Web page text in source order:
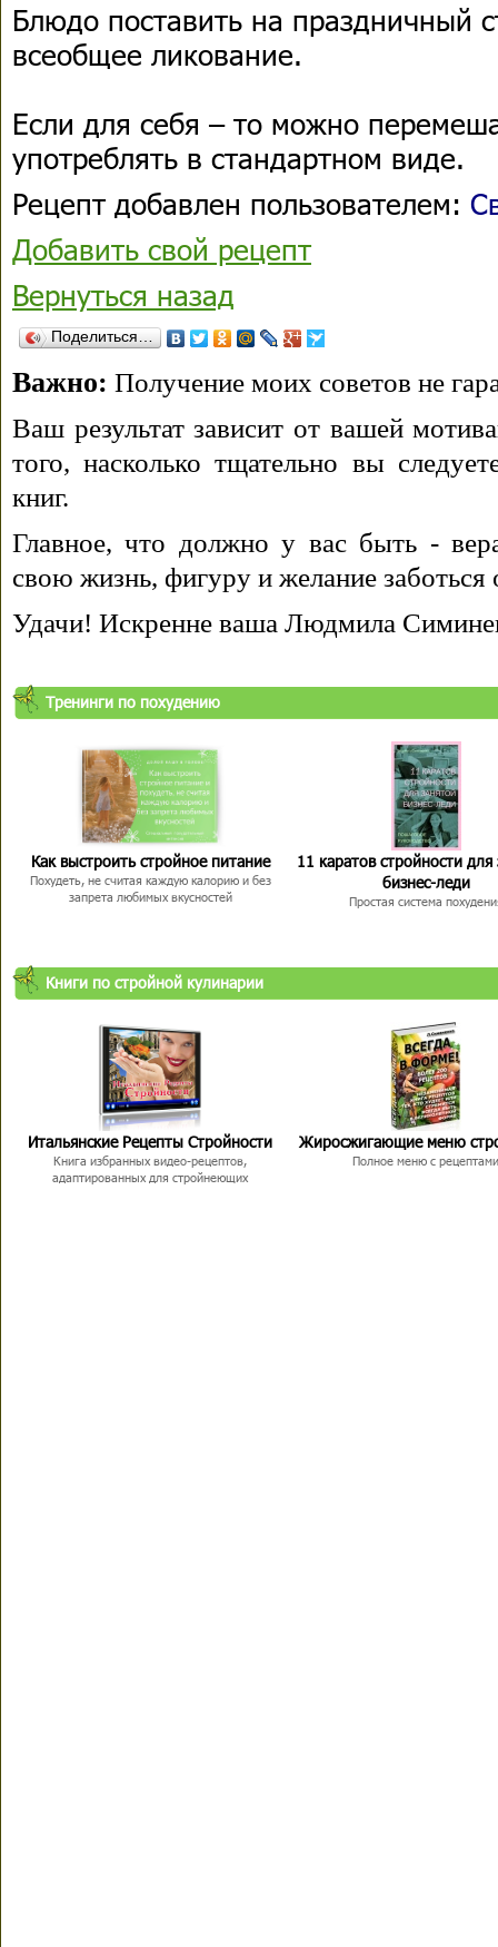
Блюдо поставить на праздничный
всеобщее ликование.
Если для себя – то можно
употреблять в стандартном виде.
Рецепт добавлен пользователем:
Добавить свой рецепт
Вернуться назад
Поделиться…
Важно: Получение моих советов не
Ваш результат зависит от вашей
того, насколько тщательно вы
книг.
Главное, что должно у вас быть -
свою жизнь, фигуру и желание заботься
Удачи! Искренне ваша Людмила
Тренинги по похудению
Как выстроить стройное питание
Похудеть, не считая каждую калорию и без
запрета любимых вкусностей
11 каратов стройности для
бизнес-леди
Простая система
Книги по стройной кулинарии
Итальянские Рецепты Стройности
Книга избранных видео-рецептов,
адаптированных для стройнеющих
Жиросжигающие меню
Полное меню с рецептами